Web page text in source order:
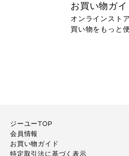
お買い物ガイ
オンラインスト
買い物をもっと便
ジーユーTOP
会員情報
お買い物ガイド
特定取引法に基づく表示